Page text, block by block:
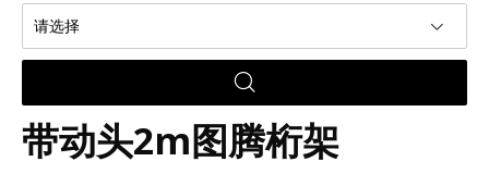
请选择
带动头2m图腾桁架